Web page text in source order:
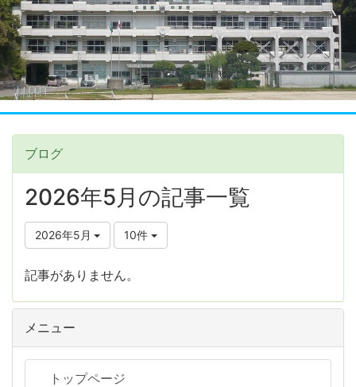
ブログ
2026年5月の記事一覧
2026年5月 10件
記事がありません。
メニュー
トップページ